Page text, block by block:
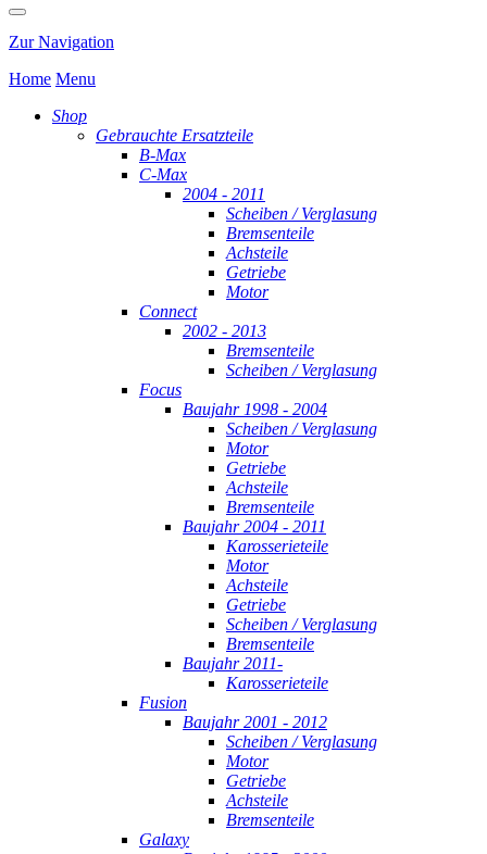
Zur Navigation
Home Menu
Shop
Gebrauchte Ersatzteile
B-Max
C-Max
2004 - 2011
Scheiben / Verglasung
Bremsenteile
Achsteile
Getriebe
Motor
Connect
2002 - 2013
Bremsenteile
Scheiben / Verglasung
Focus
Baujahr 1998 - 2004
Scheiben / Verglasung
Motor
Getriebe
Achsteile
Bremsenteile
Baujahr 2004 - 2011
Karosserieteile
Motor
Achsteile
Getriebe
Scheiben / Verglasung
Bremsenteile
Baujahr 2011-
Karosserieteile
Fusion
Baujahr 2001 - 2012
Scheiben / Verglasung
Motor
Getriebe
Achsteile
Bremsenteile
Galaxy